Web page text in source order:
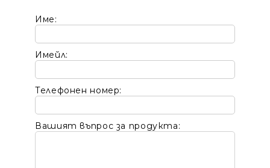
Име:
Имейл:
Телефонен номер:
Вашият въпрос за продукта: